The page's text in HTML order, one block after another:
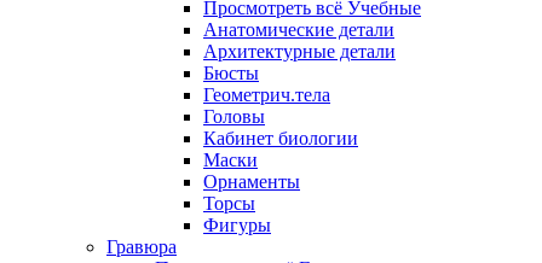
Просмотреть всё Учебные
Анатомические детали
Архитектурные детали
Бюсты
Геометрич.тела
Головы
Кабинет биологии
Маски
Орнаменты
Торсы
Фигуры
Гравюра